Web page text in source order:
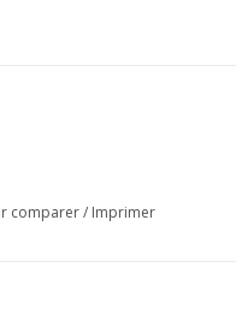
comparer/ Imprimer